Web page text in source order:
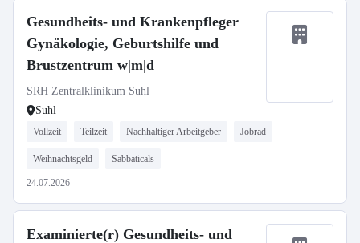
Gesundheits- und Krankenpfleger
Gynäkologie, Geburtshilfe und
Brustzentrum w|m|d
SRH Zentralklinikum Suhl
Suhl
Vollzeit Teilzeit Nachhaltiger Arbeitgeber Jobrad
Weihnachtsgeld Sabbaticals
24.07.2026
Examinierte(r) Gesundheits- und